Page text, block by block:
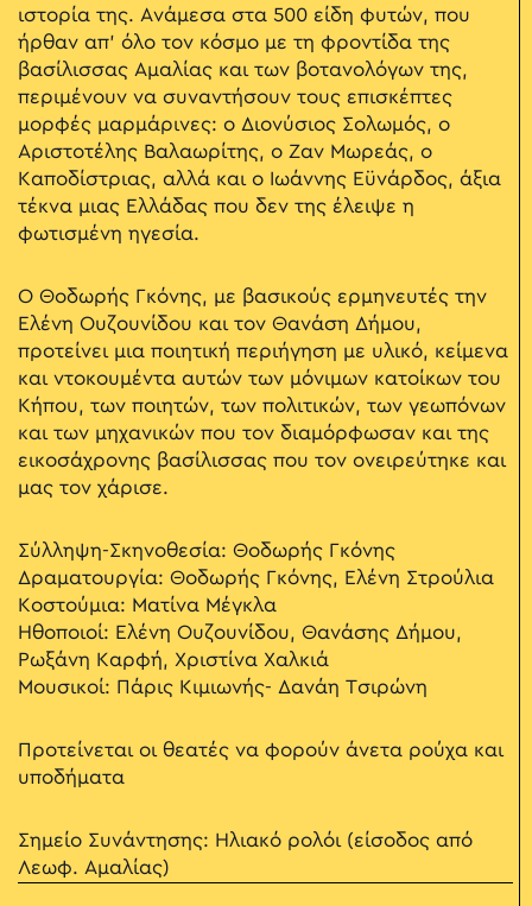
ιστορία της. Ανάμεσα στα 500 είδη φυτών, που
ήρθαν απ’ όλο τον κόσμο με τη φροντίδα της
βασίλισσας Αμαλίας και των βοτανολόγων της,
περιμένουν να συναντήσουν τους επισκέπτες
μορφές μαρμάρινες: ο Διονύσιος Σολωμός, ο
Αριστοτέλης Βαλαωρίτης, ο Ζαν Μωρεάς, ο
Καποδίστριας, αλλά και ο Ιωάννης Εϋνάρδος, άξια
τέκνα μιας Ελλάδας που δεν της έλειψε η
φωτισμένη ηγεσία.
Ο Θοδωρής Γκόνης, με βασικούς ερμηνευτές την
Ελένη Ουζουνίδου και τον Θανάση Δήμου,
προτείνει μια ποιητική περιήγηση με υλικό, κείμενα
και ντοκουμέντα αυτών των μόνιμων κατοίκων του
Κήπου, των ποιητών, των πολιτικών, των γεωπόνων
και των μηχανικών που τον διαμόρφωσαν και της
εικοσάχρονης βασίλισσας που τον ονειρεύτηκε και
μας τον χάρισε.
Σύλληψη-Σκηνοθεσία: Θοδωρής Γκόνης
Δραματουργία: Θοδωρής Γκόνης, Ελένη Στρούλια
Κοστούμια: Ματίνα Μέγκλα
Ηθοποιοί: Ελένη Ουζουνίδου, Θανάσης Δήμου,
Ρωξάνη Καρφή, Χριστίνα Χαλκιά
Μουσικοί: Πάρις Κιμιωνής- Δανάη Τσιρώνη
Προτείνεται οι θεατές να φορούν άνετα ρούχα και
υποδήματα
Σημείο Συνάντησης: Ηλιακό ρολόι (είσοδος από
Λεωφ. Αμαλίας)